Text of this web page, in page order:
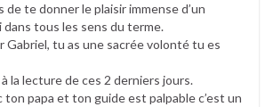
te donner le plaisir immense d’un
dans tous les sens du terme.
Gabriel, tu as une sacrée volonté tu es
la lecture de ces 2 derniers jours.
ton papa et ton guide est palpable c’est un